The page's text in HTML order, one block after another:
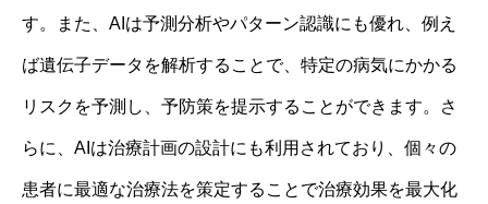
す。また、AIは予測分析やパターン認識にも優れ、例え
ば遺伝子データを解析することで、特定の病気にかかる
リスクを予測し、予防策を提示することができます。さ
らに、AIは治療計画の設計にも利用されており、個々の
患者に最適な治療法を策定することで治療効果を最大化